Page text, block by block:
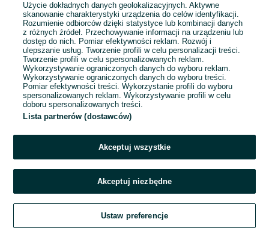
Przejdź na stronę główną
Użycie dokładnych danych geolokalizacyjnych. Aktywne
skanowanie charakterystyki urządzenia do celów identyfikacji.
Rozumienie odbiorców dzięki statystyce lub kombinacji danych
z różnych źródeł. Przechowywanie informacji na urządzeniu lub
dostęp do nich. Pomiar efektywności reklam. Rozwój i
ulepszanie usług. Tworzenie profili w celu personalizacji treści.
Tworzenie profili w celu spersonalizowanych reklam.
Wykorzystywanie ograniczonych danych do wyboru reklam.
Wykorzystywanie ograniczonych danych do wyboru treści.
Pomiar efektywności treści. Wykorzystanie profili do wyboru
spersonalizowanych reklam. Wykorzystywanie profili w celu
doboru spersonalizowanych treści.
Lista partnerów (dostawców)
Akceptuj wszystkie
Akceptuj niezbędne
Ustaw preferencje